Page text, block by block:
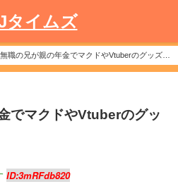
タイムズ
職の兄が親の年金でマクドやVtuberのグッズ買
でマクドやVtuberのグッ
ID:3mRFdb820